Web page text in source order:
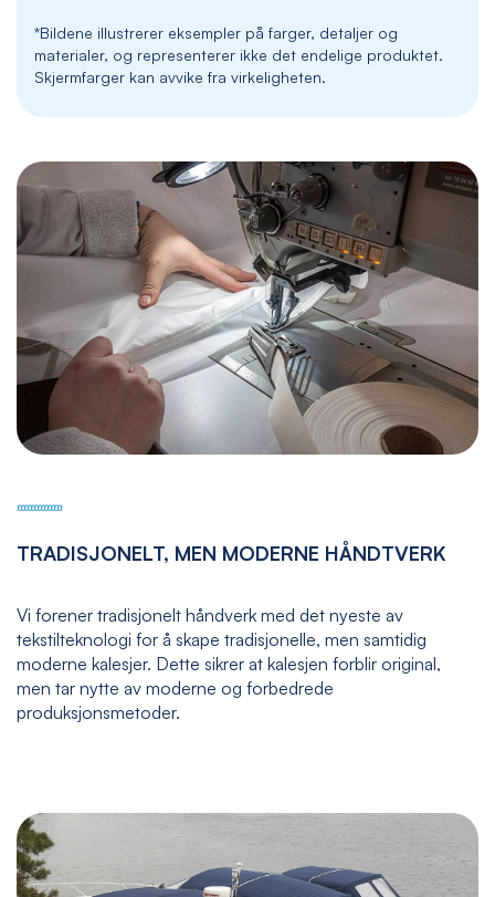
*Bildene illustrerer eksempler på farger, detaljer og
materialer, og representerer ikke det endelige produktet.
Skjermfarger kan avvike fra virkeligheten.
TRADISJONELT, MEN MODERNE HÅNDTVERK
Vi forener tradisjonelt håndverk med det nyeste av
tekstilteknologi for å skape tradisjonelle, men samtidig
moderne kalesjer. Dette sikrer at kalesjen forblir original,
men tar nytte av moderne og forbedrede
produksjonsmetoder.